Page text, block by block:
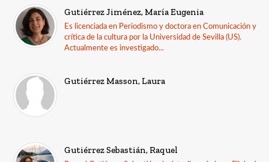
Gutiérrez Jiménez, María Eugenia
Es licenciada en Periodismo y doctora en Comunicación y
crítica de la cultura por la Universidad de Sevilla (US).
Actualmente es investigado...
Gutiérrez Masson, Laura
Gutiérrez Sebastián, Raquel